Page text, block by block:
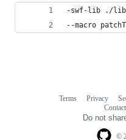
-swf-lib ./
--macro
©
Terms Privacy
Contact
Do not